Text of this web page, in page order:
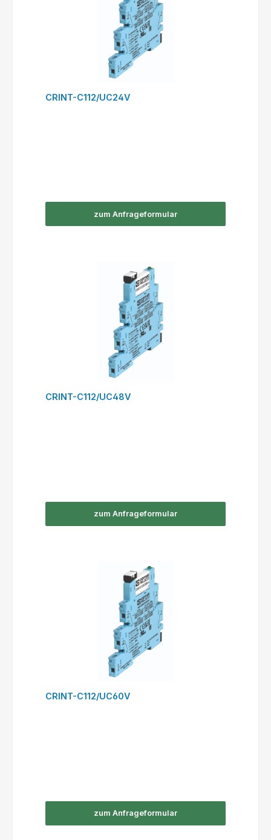
CRINT-C112/UC24V
zum Anfrageformular
CRINT-C112/UC48V
zum Anfrageformular
CRINT-C112/UC60V
zum Anfrageformular